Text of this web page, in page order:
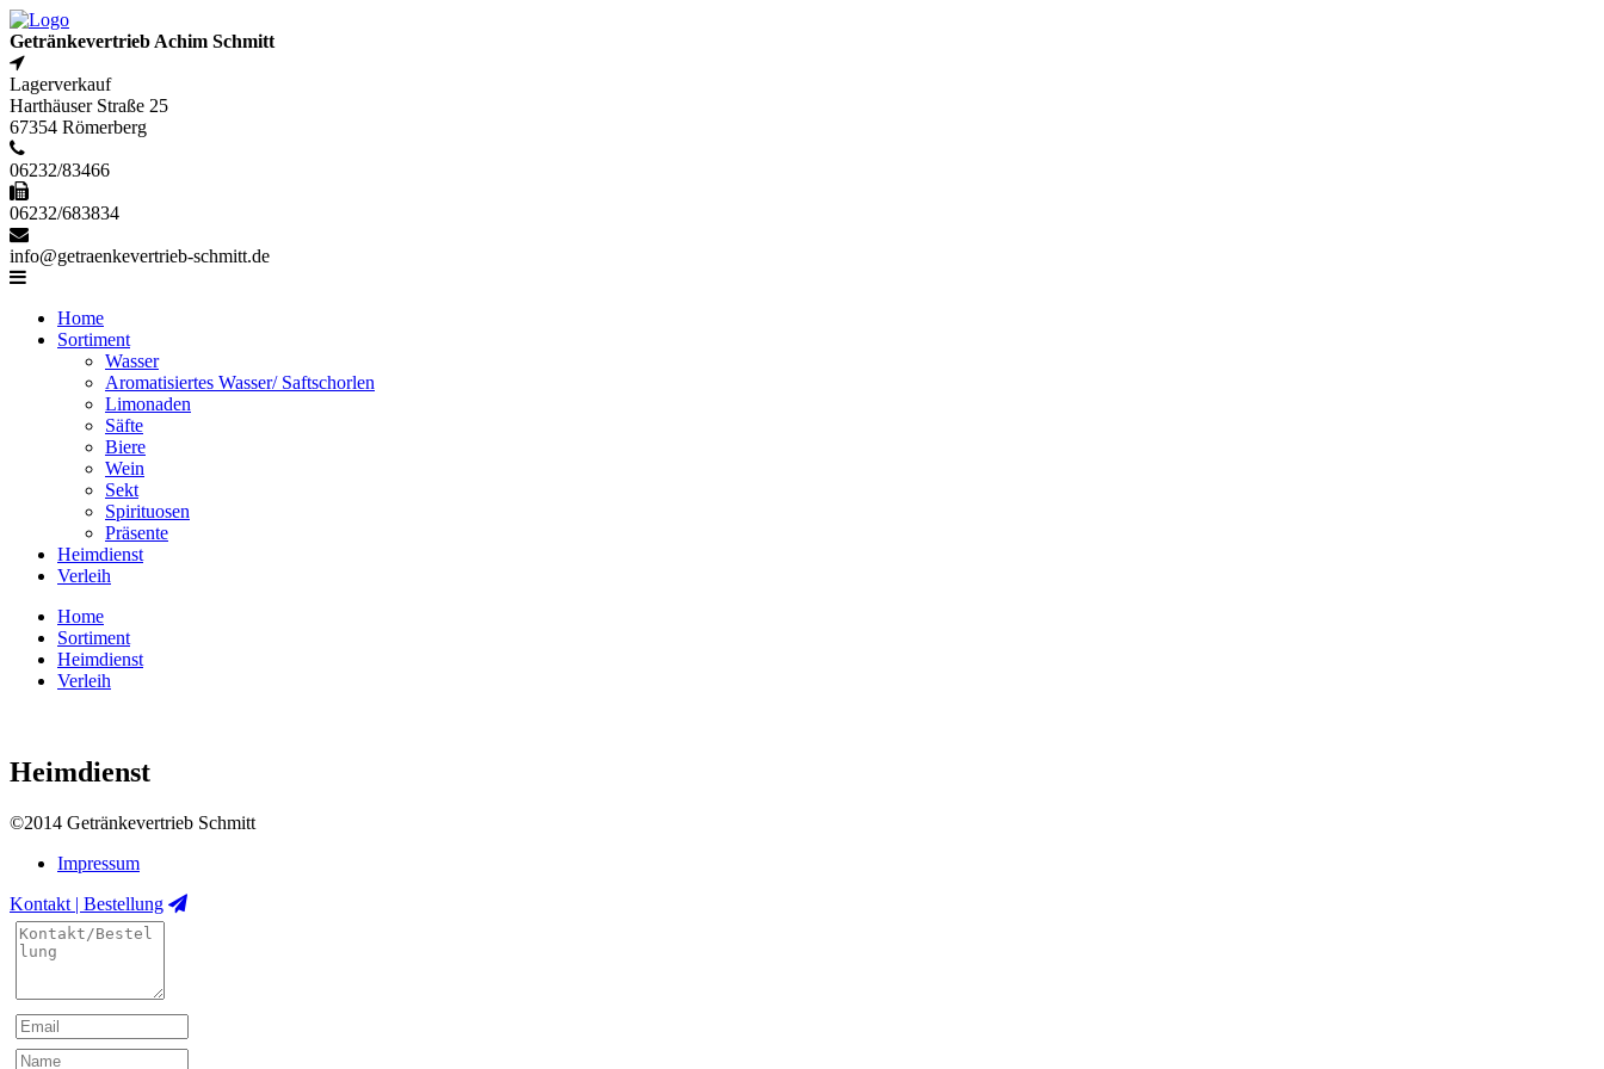
Getränkevertrieb Achim Schmitt
Lagerverkauf
Harthäuser Straße 25
67354 Römerberg
06232/83466
06232/683834
info@getraenkevertrieb-schmitt.de
Home
Sortiment
Wasser
Aromatisiertes Wasser/ Saftschorlen
Limonaden
Säfte
Biere
Wein
Sekt
Spirituosen
Präsente
Heimdienst
Verleih
Home
Sortiment
Heimdienst
Verleih
Heimdienst
©2014 Getränkevertrieb Schmitt
Impressum
Kontakt | Bestellung